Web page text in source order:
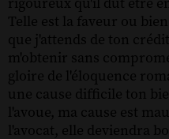
Telle est la faveur ou
que j'attends de ton
m'obtenir sans
gloire de l'éloquence
une cause difficile ton
l'avoue, ma cause est
l'avocat, elle deviendra